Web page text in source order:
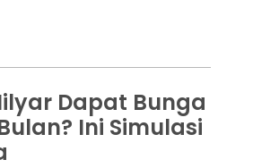
2009. Keduanya tidak
pertama kali
sebuah konsep melalui
oleh Satoshi
2008. Namun,
benar mulai beroperasi
Dapat Bunga
Ini Simulasi